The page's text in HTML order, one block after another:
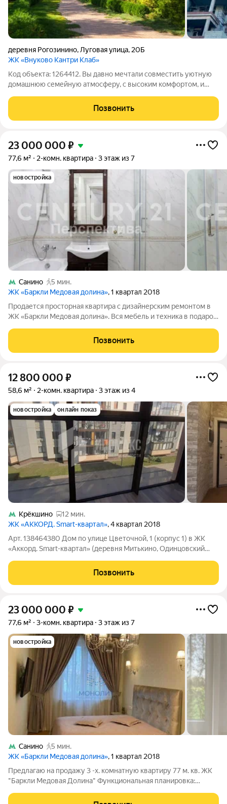
деревня Рогозинино, Луговая улица, 20Б
ЖК «Внуково Кантри Клаб»
Код объекта: 1264412. Вы давно мечтали совместить уютную
домашнюю семейную атмосферу, с высоким комфортом, и
правильном пути! Здесь сочетается ВСЕ! А самое главное
высокая безопасность для Вас и
Позвонить
23 000 000 ₽
77,6 м² 2-комн. квартира 3 этаж из 7
новостройка
Санино
5 мин.
ЖК «Баркли Медовая долина», 1 квартал 2018
Продается просторная квартира с дизайнерским ремонтом в
ЖК «Баркли Медовая долина». Вся мебель и техника в подарок
этаже 7-этажного монолитного дома 2018 года постройки.
Позвонить
12 800 000 ₽
58,6 м² 2-комн. квартира 3 этаж из 4
новостройка онлайн показ
Крёкшино
12 мин.
ЖК «АККОРД. Smart-квартал», 4 квартал 2018
Арт. 138464380 Дом по улице Цветочной, 1 (корпус 1) в ЖК
«Аккорд. Smart-квартал» (деревня Митькино, Одинцовский
построен и сдан в 2018 году. Сейчас это полностью
заселенный жилой фонд,
Позвонить
23 000 000 ₽
77,6 м² 3-комн. квартира 3 этаж из 7
новостройка
Санино
5 мин.
ЖК «Баркли Медовая долина», 1 квартал 2018
Предлагаю на продажу 3 -х. комнатную квартиру 77 м. кв. ЖК
"Баркли Медовая Долина" Функциональная планировка:
гостиная 25 м. кв., с выходом на большую застекленную